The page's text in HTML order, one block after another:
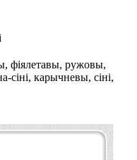
фіялетавы, ружовы,
сіні, карычневы, сіні,